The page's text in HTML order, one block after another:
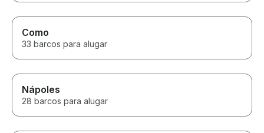
Como
33 barcos para alugar
Nápoles
28 barcos para alugar